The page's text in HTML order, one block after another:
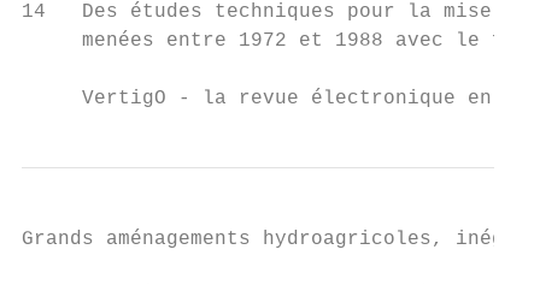
14   Des études techniques pour la mise
menées entre 1972 et 1988 avec le
VertigO - la revue électronique en
Grands aménagements hydroagricoles,